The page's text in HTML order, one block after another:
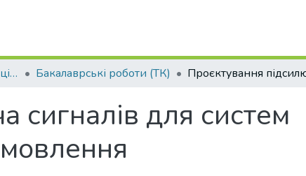
Кафедра телекомунiкацiй (ТК) Бакалаврські роботи (ТК)
сигналів для систем